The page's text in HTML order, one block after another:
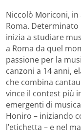
Niccolò Moriconi, in
Roma. Determinato
inizia a studiare
a Roma da quel
passione per la
canzoni a 14 anni,
che combina
vince il contest più
emergenti di
Honiro – iniziando
l’etichetta – e nel